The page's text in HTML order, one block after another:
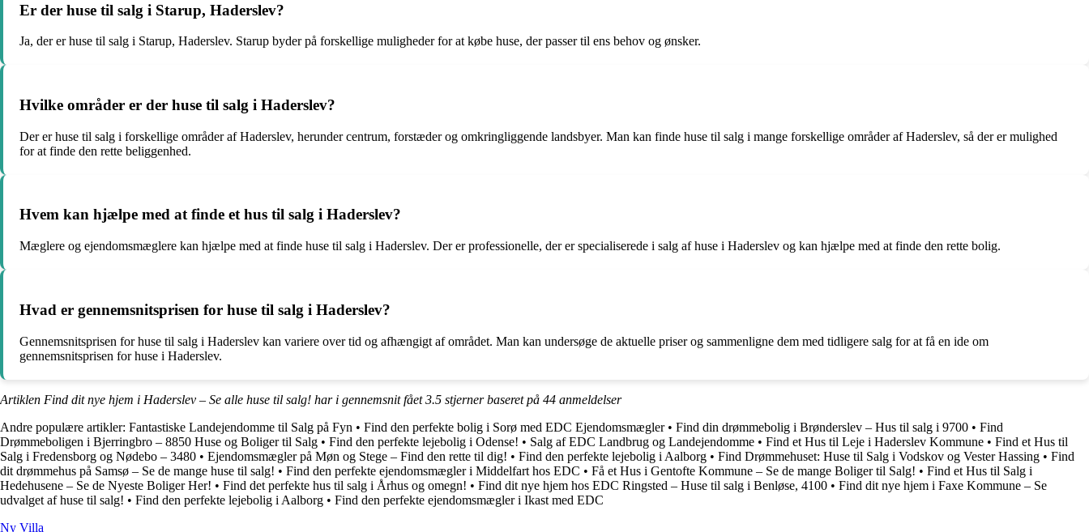
Er der huse til salg i Starup, Haderslev?
Ja, der er huse til salg i Starup, Haderslev. Starup byder på forskellige muligheder for at købe huse, der passer til ens behov og ønsker.
Hvilke områder er der huse til salg i Haderslev?
Der er huse til salg i forskellige områder af Haderslev, herunder centrum, forstæder og omkringliggende landsbyer. Man kan finde huse til salg i mange forskellige områder af Haderslev, så der er mulighed
for at finde den rette beliggenhed.
Hvem kan hjælpe med at finde et hus til salg i Haderslev?
Mæglere og ejendomsmæglere kan hjælpe med at finde huse til salg i Haderslev. Der er professionelle, der er specialiserede i salg af huse i Haderslev og kan hjælpe med at finde den rette bolig.
Hvad er gennemsnitsprisen for huse til salg i Haderslev?
Gennemsnitsprisen for huse til salg i Haderslev kan variere over tid og afhængigt af området. Man kan undersøge de aktuelle priser og sammenligne dem med tidligere salg for at få en ide om
gennemsnitsprisen for huse i Haderslev.
Artiklen Find dit nye hjem i Haderslev – Se alle huse til salg! har i gennemsnit fået3.5 stjerner baseret på 44 anmeldelser
Andre populære artikler: Fantastiske Landejendomme til Salg på Fyn • Find den perfekte bolig i Sorø med EDC Ejendomsmægler• Find din drømmebolig i Brønderslev – Hus til salg i 9700 • Find
Drømmeboligen i Bjerringbro – 8850 Huse og Boliger til Salg • Find den perfekte lejebolig i Odense! • Salg af EDC Landbrug og Landejendomme • Find et Hus til Leje i Haderslev Kommune • Find et Hus til
Salg i Fredensborg og Nødebo – 3480 • Ejendomsmægler på Møn og Stege – Find den rette til dig! • Find den perfekte lejebolig i Aalborg • Find Drømmehuset: Huse til Salg i Vodskov og Vester Hassing • Find
dit drømmehus på Samsø – Se de mange huse til salg! • Find den perfekte ejendomsmægler i Middelfart hos EDC • Få et Hus i Gentofte Kommune – Se de mange Boliger til Salg! • Find et Hus til Salg i
Hedehusene – Se de Nyeste Boliger Her! • Find det perfekte hus til salg i Århus og omegn! • Find dit nye hjem hos EDC Ringsted – Huse til salg i Benløse, 4100 • Find dit nye hjem i Faxe Kommune – Se
udvalget af huse til salg! • Find den perfekte lejebolig i Aalborg • Find den perfekte ejendomsmægler i Ikast med EDC
Ny Villa